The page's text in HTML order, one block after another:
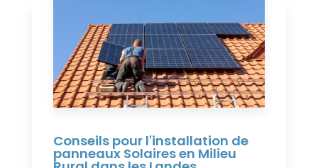
Conseils pour l'installation de
panneaux Solaires en Milieu